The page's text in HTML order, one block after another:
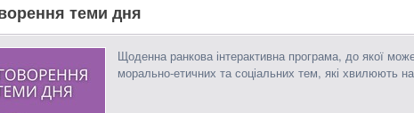
теми дня
Щоденна ранкова інтерактивна програма, до якої
морально-етичних та соціальних тем, які хвилюють